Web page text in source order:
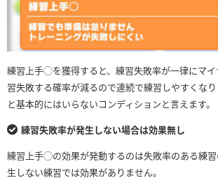
練習上手◯を獲得すると、練習失敗率が一律にマ
習失敗する確率が減るので連続で練習しやすくな
と基本的にはいらないコンディションと言えます。
練習失敗率が発生しない場合は効果無し
練習上手◯の効果が発動するのは失敗率のある練
生しない練習では効果がありません。